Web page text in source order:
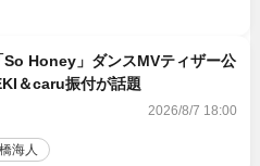
So Honey」ダンスMVティザー公
＆caru振付が話題
2026/8/7 18:00
海人